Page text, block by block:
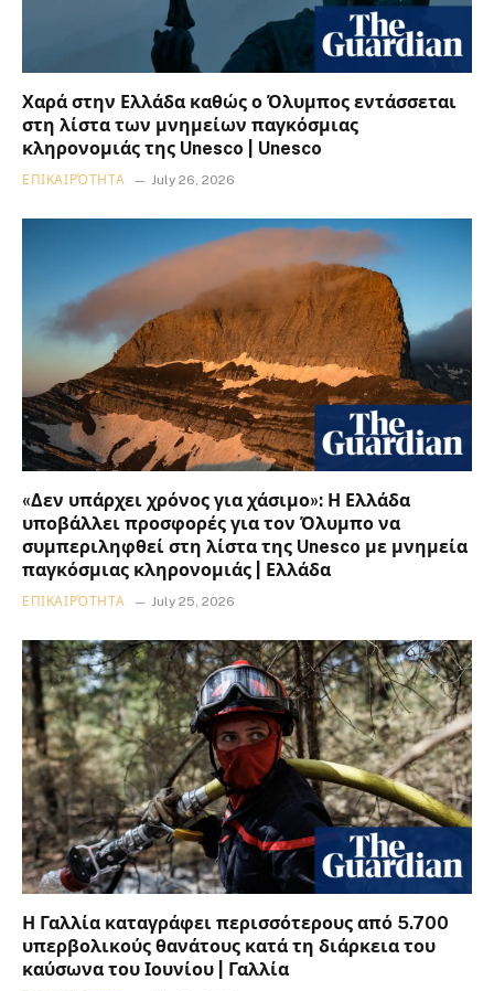
Χαρά στην Ελλάδα καθώς ο Όλυμπος εντάσσεται
στη λίστα των μνημείων παγκόσμιας
κληρονομιάς της Unesco | Unesco
ΕΠΙΚΑΙΡΌΤΗΤΑ July 26, 2026
«Δεν υπάρχει χρόνος για χάσιμο»: Η Ελλάδα
υποβάλλει προσφορές για τον Όλυμπο να
συμπεριληφθεί στη λίστα της Unesco με μνημεία
παγκόσμιας κληρονομιάς | Ελλάδα
ΕΠΙΚΑΙΡΌΤΗΤΑ July 25, 2026
Η Γαλλία καταγράφει περισσότερους από 5.700
υπερβολικούς θανάτους κατά τη διάρκεια του
καύσωνα του Ιουνίου | Γαλλία